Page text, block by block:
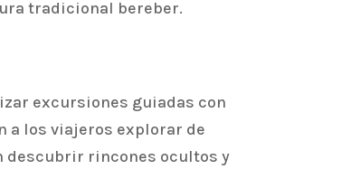
tradicional bereber.
excursiones guiadas con
a los viajeros explorar de
descubrir rincones ocultos y